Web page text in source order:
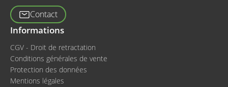
Contact
Informations
CGV - Droit de retractation
Conditions générales de vente
Protection des données
Mentions légales